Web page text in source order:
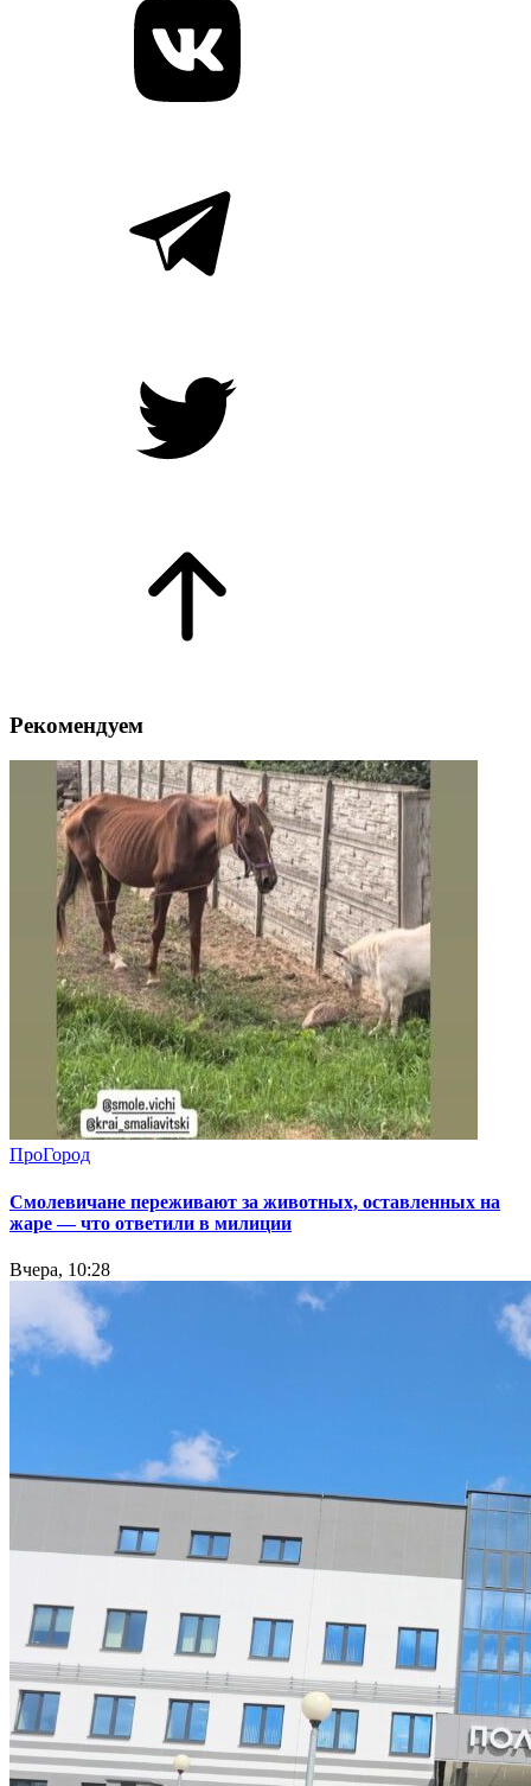
Рекомендуем
ПроГород
Смолевичане переживают за животных, оставленных на
жаре — что ответили в милиции
Вчера, 10:28